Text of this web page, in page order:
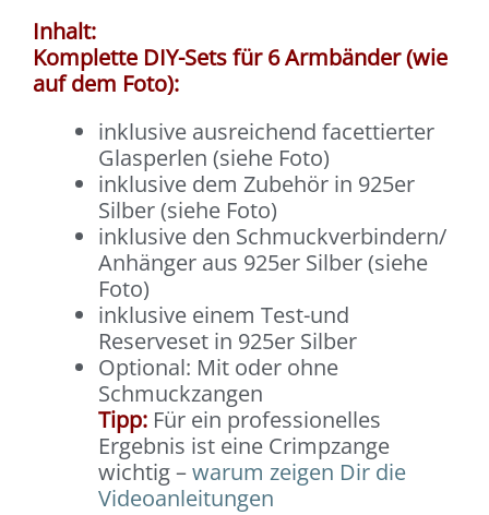
Inhalt:
Komplette DIY-Sets für 6 Armbänder (wie
auf dem Foto):
inklusive ausreichend facettierter
Glasperlen (siehe Foto)
inklusive dem Zubehör in 925er
Silber (siehe Foto)
inklusive den Schmuckverbindern/
Anhänger aus 925er Silber (siehe
Foto)
inklusive einem Test-und
Reserveset in 925er Silber
Optional: Mit oder ohne
Schmuckzangen
Tipp: Für ein professionelles
Ergebnis ist eine Crimpzange
wichtig –warum zeigen Dir die
Videoanleitungen